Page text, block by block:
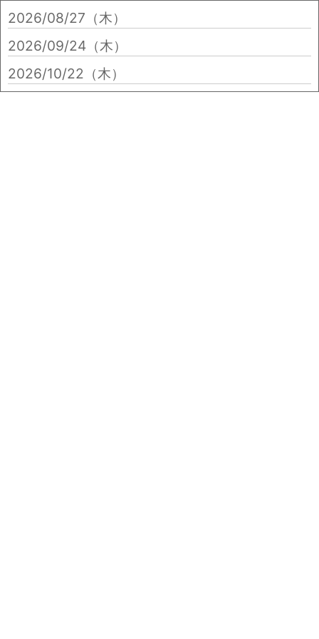
2026/08/27（木）
2026/09/24（木）
2026/10/22（木）